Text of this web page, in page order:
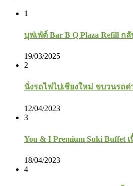
1
บุฟเฟ่ต์ Bar B Q Plaza Refill
19/03/2025
2
นั่งรถไฟไปเชียงใหม่ ขบวนรถ
12/04/2023
3
You & I Premium Suki
18/04/2023
4